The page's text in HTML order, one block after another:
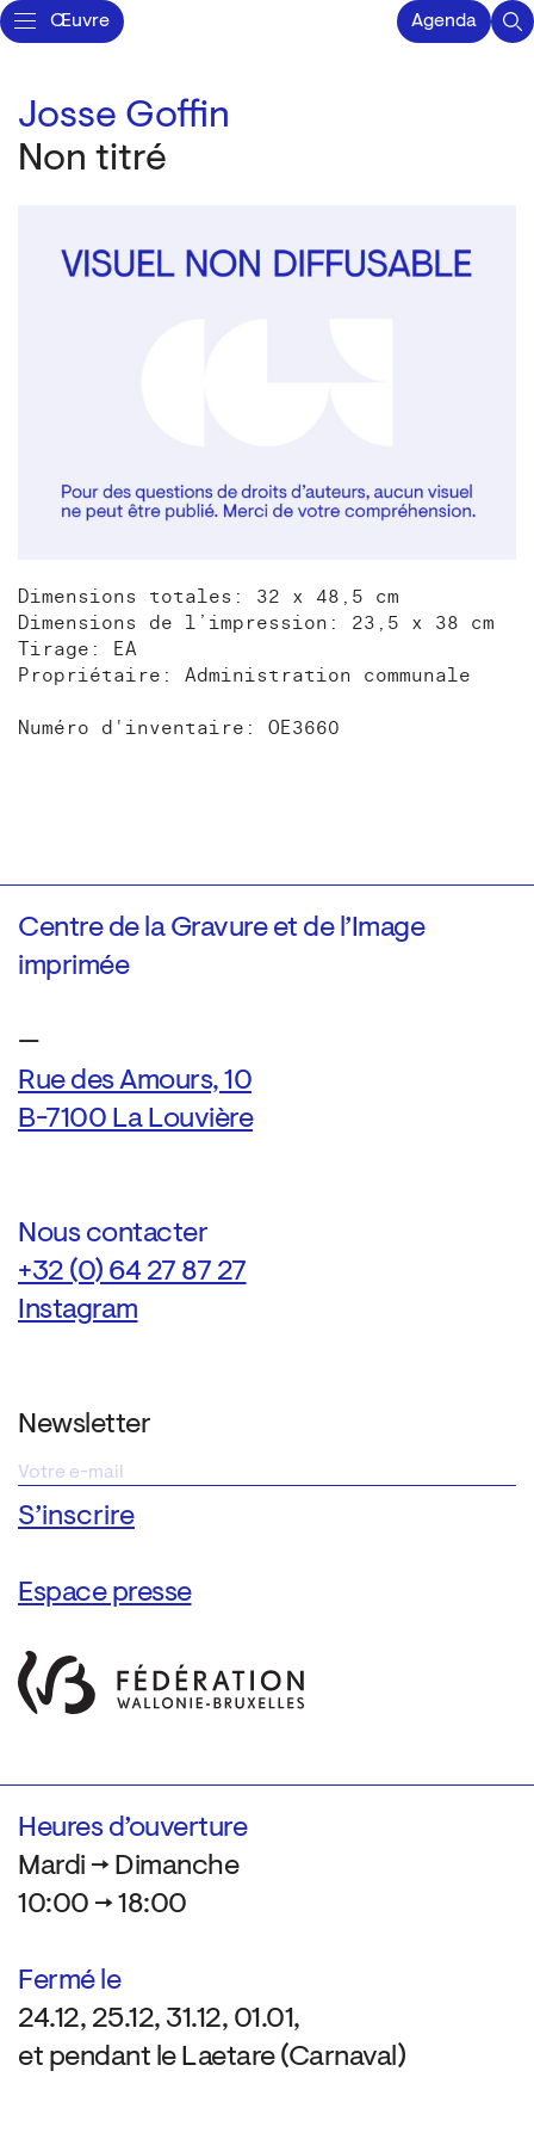
Œuvre Agenda
Josse Goffin
Non titré
Dimensions totales: 32 x 48,5 cm
Dimensions de l’impression: 23,5 x 38 cm
Tirage: EA
Propriétaire: Administration communale
Numéro d'inventaire: OE3660
Centre de la Gravure et de l’Image
imprimée
—
Rue des Amours, 10
B-7100 La Louvière
Nous contacter
+32 (0) 64 27 87 27
Instagram
Newsletter
Espace presse
Heures d’ouverture
Mardi → Dimanche
10:00 → 18:00
Fermé le
24.12, 25.12, 31.12, 01.01,
et pendant le Laetare (Carnaval)